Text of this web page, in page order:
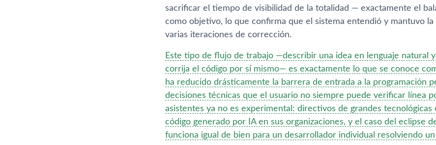
sacrificar el tiempo de visibilidad de la totalidad — exactamente el
como objetivo, lo que confirma que el sistema entendió y mantuvo
varias iteraciones de corrección.
Este tipo de flujo de trabajo —describir una idea en lenguaje natural
corrija el código por sí mismo— es exactamente lo que se conoce
ha reducido drásticamente la barrera de entrada a la programación
decisiones técnicas que el usuario no siempre puede verificar línea
asistentes ya no es experimental: directivos de grandes tecnológicas
código generado por IA en sus organizaciones, y el caso del eclipse
funciona igual de bien para un desarrollador individual resolviendo